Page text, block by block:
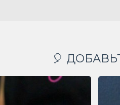
🎈